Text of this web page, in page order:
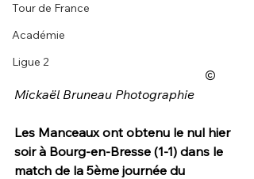
Tour de France
Académie
Ligue 2
Mickaël Bruneau Photographie
Les Manceaux ont obtenu le nul hier
soir à Bourg-en-Bresse (1-1) dans le
match de la 5ème journée du